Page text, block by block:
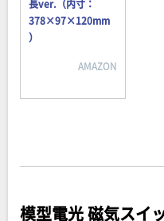
長ver.（内寸：
378×97×120mm
）
AMAZON
模型電光 磁気スイ